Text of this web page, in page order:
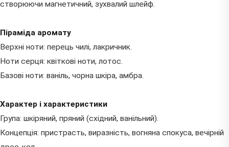
створюючи магнетичний, зухвалий шлейф.
Піраміда аромату
Верхні ноти: перець чилі, лакричник.
Ноти серця: квіткові ноти, лотос.
Базові ноти: ваніль, чорна шкіра, амбра.
Характер і характеристики
Група: шкіряний, пряний (східний, ванільний).
Концепція: пристрасть, виразність, вогняна спокуса, вечірній